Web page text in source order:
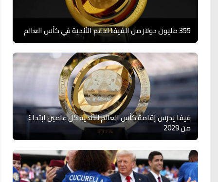
355 مليون دولار من الفيفا لدعم الأندية في كأس العالم
فيفا يدرس إقامة كأس العالم للأندية كل عامين ابتداءً
من 2029